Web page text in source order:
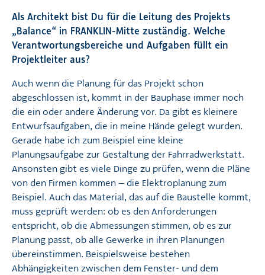
Als Architekt bist Du für die Leitung des Projekts
„Balance“ in FRANKLIN-Mitte zuständig. Welche
Verantwortungsbereiche und Aufgaben füllt ein
Projektleiter aus?
Auch wenn die Planung für das Projekt schon
abgeschlossen ist, kommt in der Bauphase immer noch
die ein oder andere Änderung vor. Da gibt es kleinere
Entwurfsaufgaben, die in meine Hände gelegt wurden.
Gerade habe ich zum Beispiel eine kleine
Planungsaufgabe zur Gestaltung der Fahrradwerkstatt.
Ansonsten gibt es viele Dinge zu prüfen, wenn die Pläne
von den Firmen kommen – die Elektroplanung zum
Beispiel. Auch das Material, das auf die Baustelle kommt,
muss geprüft werden: ob es den Anforderungen
entspricht, ob die Abmessungen stimmen, ob es zur
Planung passt, ob alle Gewerke in ihren Planungen
übereinstimmen. Beispielsweise bestehen
Abhängigkeiten zwischen dem Fenster- und dem